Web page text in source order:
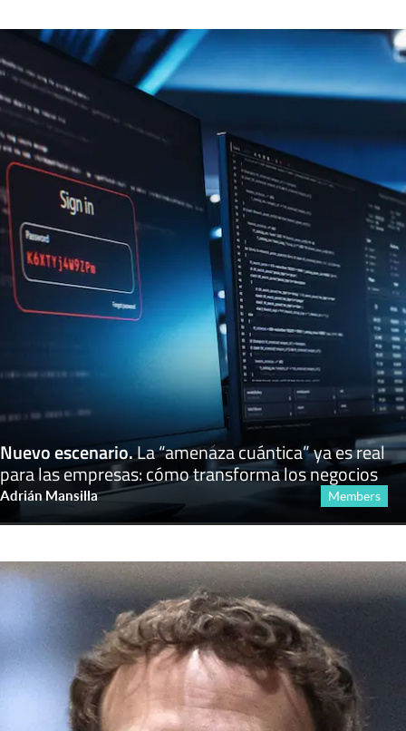
Nuevo escenario.La “amenaza cuántica” ya es real
para las empresas: cómo transforma los negocios
Adrián Mansilla Members